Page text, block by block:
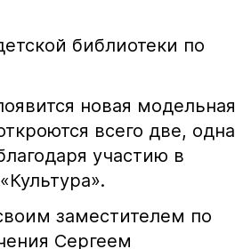
библиотеки по
новая модельная
всего две, одна
участию в
заместителем по
Сергеем